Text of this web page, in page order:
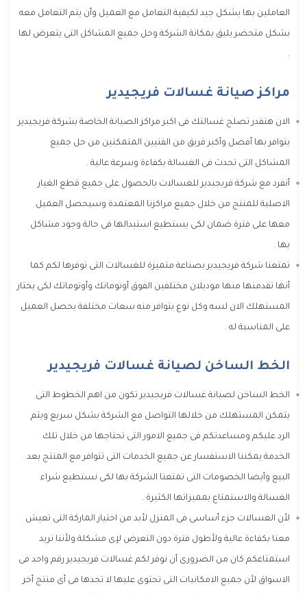
العاملين بها بشكل جيد لكيفية التعامل مع العميل وأن يتم التعامل معه
بشكل متحضر يليق بمكانة الشركة وحل جميع المشاكل التى يتعرض لها
.
مراكز صيانة غسالات فريجيدير
الان هتقدر تصلح غسالتك فى اكبر مراكز الصيانة الخاصة بشركة فريجيدير
يتوافر بها أفضل وأكبر فريق من الفنيين المتمكنين من حل جميع
المشاكل التى تحدث فى الغسالة بكفاءة وسرعة عالية .
أنفرد مع شركة فريجيدير للغسالات بالحصول على جميع قطع الغيار
الاصلية للمنتج من خلال جميع مراكزنا المعتمدة وسيحصل العميل
معها على فترة ضمان لكى يستطيع استبدالها فى حالة وجود مشاكل
بها .
تمتعنا شركة فريجيدير بصناعة متميزة للغسالات التى توفرها لكم كما
أنها تقدمنها منها موديلان مختلفين الفوق أوتوماتك وأوتوماتك لكى يختار
المستهلك الان لسه وكل نوع يتوافر منه سعات مختلفة يحصل العميل
على المناسبة له .
الخط الساخن لصيانة غسالات فريجيدير
الخط الساخن لصيانة غسالات فريجيدير تكون من اهم الخطوط التى
يتمكن المستهلك من خلالها التواصل مع الشركة بشكل سريع ويتم
الرد عليكم ومساعدتكم فى جميع الامور التى تحتاجها من خلال تلك
الخدمة يمكننا الاستفسار عن جميع الخدمات التى تتوافر مع المنتج بعد
البيع وأيضا الخصومات التى تمتعنا الشركة بها لكى نستطيع شراء
الغسالة والاستمتاع بمميزاتها الكثيرة .
لأن الغسالات جزء أساسى فى المنزل لأبد من اختيار الماركة التى تعيش
معنا بكفاءة عالية ولأطول فترة دون التعرض لإى مشكلة ولأننا نريد
استمتاعكم كان من الضرورى أن نوفر لكم غسالات فريجيدير رقم واحد فى
الاسواق لأن جميع الامكانيات التى تحتوى عليها لا تجدها فى أى منتج أخر